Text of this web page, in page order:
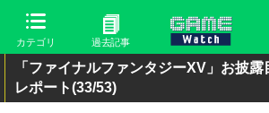
カテゴリ 過去記事
「ファイナルファンタジーXV」お披
レポート(33/53)